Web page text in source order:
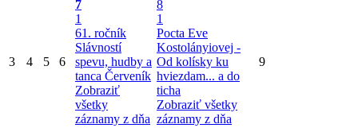
3 4 5 6
7
1
61. ročník
Slávností
spevu, hudby a
tanca Červeník
Zobraziť
všetky
záznamy z dňa
8
1
Pocta Eve
Kostolányiovej -
Od kolísky ku
hviezdam... a do
ticha
Zobraziť všetky
záznamy z dňa
9